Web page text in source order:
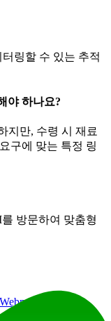
링할 수 있는 추적
야 하나요?
지만, 수령 시 재료
구에 맞는 특정 링
방문하여 맞춤형
Webpack